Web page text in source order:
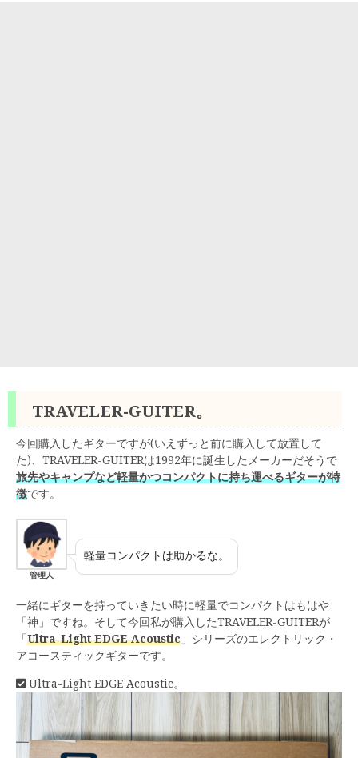
TRAVELER-GUITER。
今回購入したギターですが(いえずっと前に購入して放置して
た)、TRAVELER-GUITERは1992年に誕生したメーカーだそうで
旅先やキャンプなど軽量かつコンパクトに持ち運べるギターが特
徴です。
管理人
軽量コンパクトは助かるな。
一緒にギターを持っていきたい時に軽量でコンパクトはもはや
「神」ですね。そして今回私が購入したTRAVELER-GUITERが
「 Ultra-Light EDGE Acoustic 」シリーズのエレクトリック・
アコースティックギターです。
Ultra-Light EDGE Acoustic。